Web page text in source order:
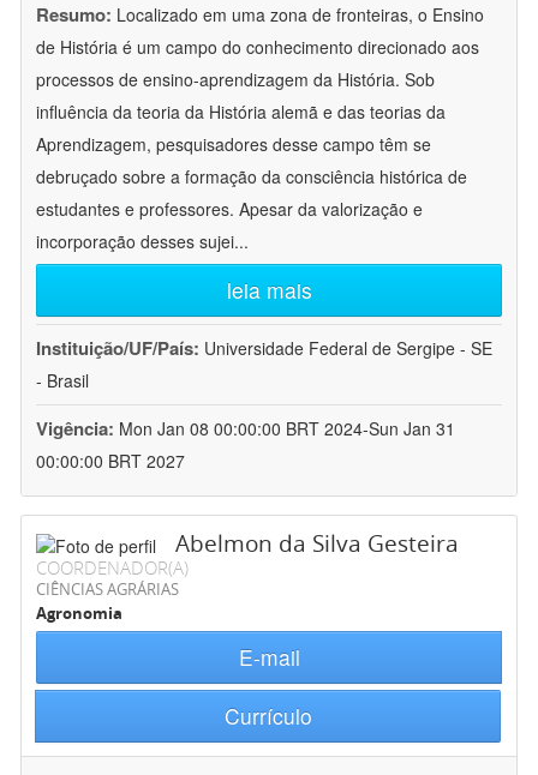
Resumo: Localizado em uma zona de fronteiras, o Ensino
de História é um campo do conhecimento direcionado aos
processos de ensino-aprendizagem da História. Sob
influência da teoria da História alemã e das teorias da
Aprendizagem, pesquisadores desse campo têm se
debruçado sobre a formação da consciência histórica de
estudantes e professores. Apesar da valorização e
incorporação desses sujei...
leia mais
Instituição/UF/País: Universidade Federal de Sergipe - SE
- Brasil
Vigência: Mon Jan 08 00:00:00 BRT 2024-Sun Jan 31
00:00:00 BRT 2027
Abelmon da Silva Gesteira
COORDENADOR(A)
CIÊNCIAS AGRÁRIAS
Agronomia
E-mail
Currículo